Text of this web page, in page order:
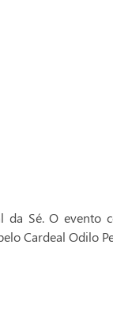
da Sé. O evento
Cardeal Odilo